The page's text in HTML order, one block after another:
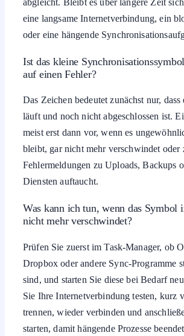
abgleicht. Bleibt es über längere Zeit
eine langsame Internetverbindung, ein
oder eine hängende
Ist das kleine
auf einen Fehler?
Das Zeichen bedeutet zunächst nur,
läuft und noch nicht abgeschlossen ist.
meist erst dann vor, wenn es
bleibt, gar nicht mehr verschwindet oder
Fehlermeldungen zu Uploads, Backups
Diensten auftaucht.
Was kann ich tun, wenn das Symbol
nicht mehr verschwindet?
Prüfen Sie zuerst im Task-Manager, ob
Dropbox oder andere Sync-Programme
sind, und starten Sie diese bei Bedarf
Sie Ihre Internetverbindung testen, kurz
trennen, wieder verbinden und
starten, damit hängende Prozesse